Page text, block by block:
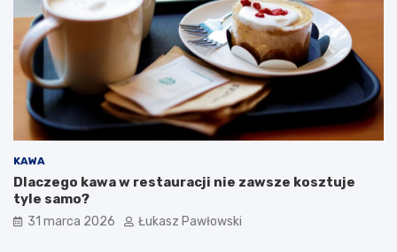
KAWA
Dlaczego kawa w restauracji nie zawsze kosztuje
tyle samo?
31 marca 2026 Łukasz Pawłowski